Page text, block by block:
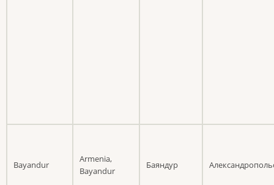
Bayandur
Armenia,
Bayandur
Баяндур